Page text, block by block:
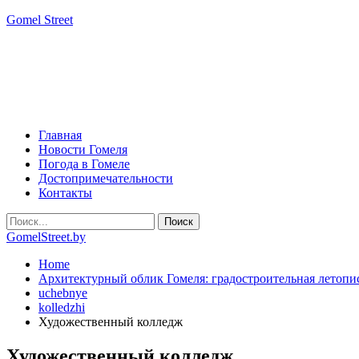
Gomel Street
Главная
Новости Гомеля
Погода в Гомеле
Достопримечательности
Контакты
GomelStreet.by
Home
Архитектурный облик Гомеля: градостроительная
uchebnye
kolledzhi
Художественный колледж